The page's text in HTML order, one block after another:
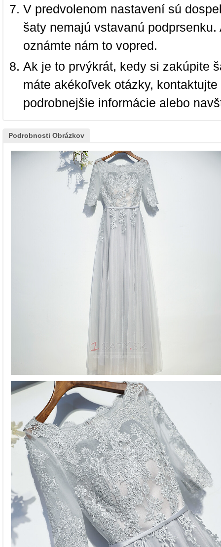
V predvolenom nastavení sú
šaty nemajú vstavanú
oznámte nám to vopred.
Ak je to prvýkrát, kedy si zakúpite
máte akékoľvek otázky,
podrobnejšie informácie alebo
Podrobnosti Obrázkov